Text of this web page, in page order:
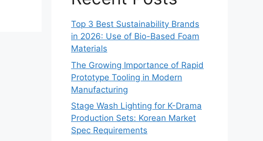
Top 3 Best Sustainability Brands
in 2026: Use of Bio-Based Foam
Materials
The Growing Importance of Rapid
Prototype Tooling in Modern
Manufacturing
Stage Wash Lighting for K-Drama
Production Sets: Korean Market
Spec Requirements